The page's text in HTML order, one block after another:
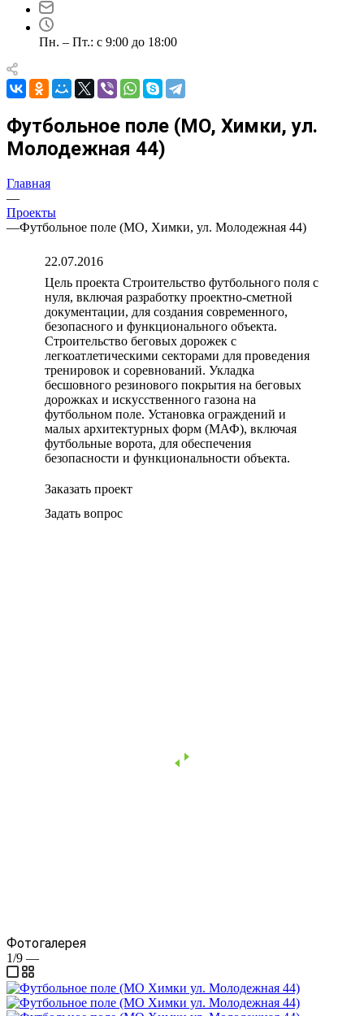
Пн. – Пт.: с 9:00 до 18:00
Футбольное поле (МО, Химки, ул.
Молодежная 44)
Главная
—
Проекты
—Футбольное поле (МО, Химки, ул. Молодежная 44)
22.07.2016
Цель проекта Строительство футбольного поля с
нуля, включая разработку проектно-сметной
документации, для создания современного,
безопасного и функционального объекта.
Строительство беговых дорожек с
легкоатлетическими секторами для проведения
тренировок и соревнований. Укладка
бесшовного резинового покрытия на беговых
дорожках и искусственного газона на
футбольном поле. Установка ограждений и
малых архитектурных форм (МАФ), включая
футбольные ворота, для обеспечения
безопасности и функциональности объекта.
Заказать проект
Задать вопрос
Фотогалерея
1/9 —